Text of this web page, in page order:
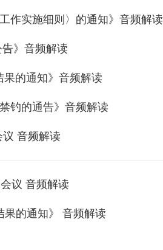
作实施细则〉的通知》音频解读
》音频解读
果的通知》音频解读
钓的通告》音频解读
音频解读
议 音频解读
果的通知》 音频解读